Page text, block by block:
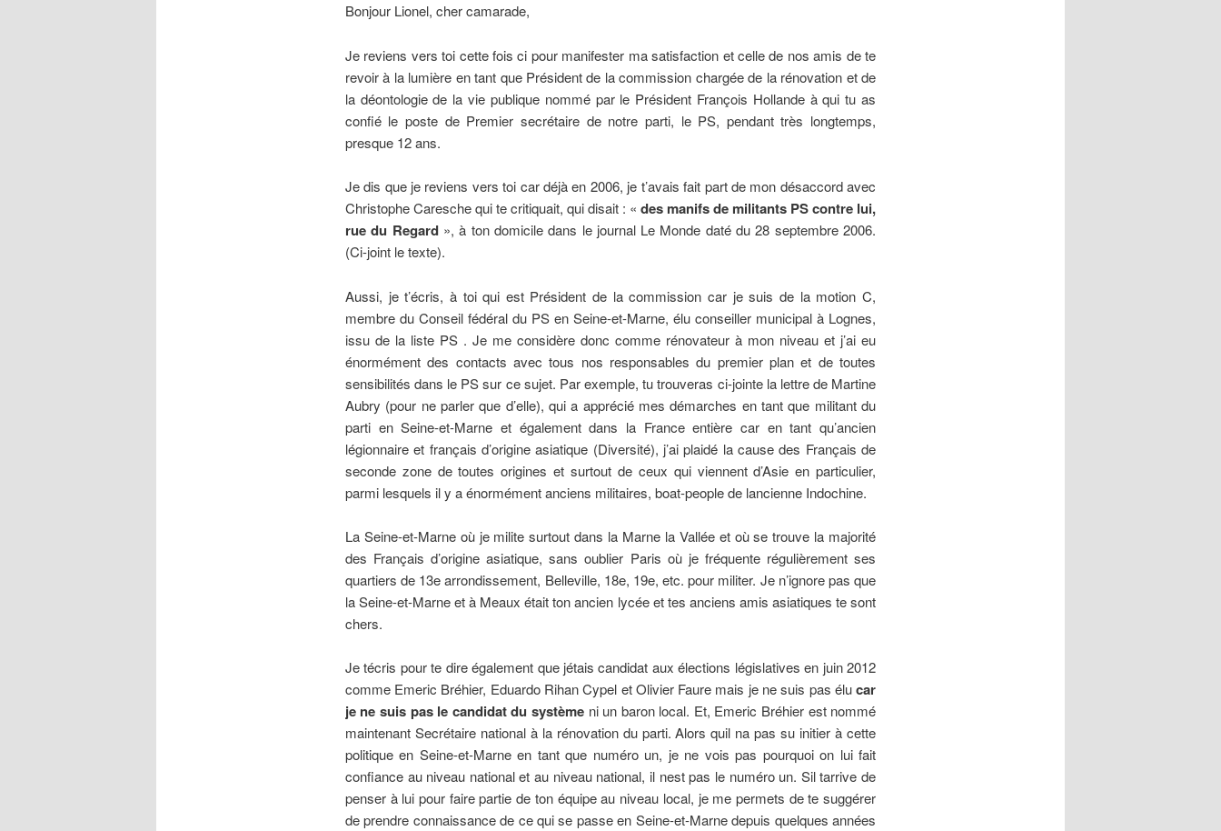
Bonjour Lionel, cher camarade,
Je reviens vers toi cette fois ci pour manifester ma satisfaction et celle de nos amis de te
revoir à la lumière en tant que Président de la commission chargée de la rénovation et de
la déontologie de la vie publique nommé par le Président François Hollande à qui tu as
confié le poste de Premier secrétaire de notre parti, le PS, pendant très longtemps,
presque 12 ans.
Je dis que je reviens vers toi car déjà en 2006, je t’avais fait part de mon désaccord avec
Christophe Caresche qui te critiquait, qui disait : «des manifs de militants PS contre lui,
rue du Regard», à ton domicile dans le journal Le Monde daté du 28 septembre 2006.
(Ci-joint le texte).
Aussi, je t’écris, à toi qui est Président de la commission car je suis de la motion C,
membre du Conseil fédéral du PS en Seine-et-Marne, élu conseiller municipal à Lognes,
issu de la liste PS . Je me considère donc comme rénovateur à mon niveau et j’ai eu
énormément des contacts avec tous nos responsables du premier plan et de toutes
sensibilités dans le PS sur ce sujet. Par exemple, tu trouveras ci-jointe la lettre de Martine
Aubry (pour ne parler que d’elle), qui a apprécié mes démarches en tant que militant du
parti en Seine-et-Marne et également dans la France entière car en tant qu’ancien
légionnaire et français d’origine asiatique (Diversité), j’ai plaidé la cause des Français de
seconde zone de toutes origines et surtout de ceux qui viennent d’Asie en particulier,
parmi lesquels il y a énormément anciens militaires, boat-people de lancienne Indochine.
La Seine-et-Marne où je milite surtout dans la Marne la Vallée et où se trouve la majorité
des Français d’origine asiatique, sans oublier Paris où je fréquente régulièrement ses
quartiers de 13e arrondissement, Belleville, 18e, 19e, etc. pour militer. Je n’ignore pas que
la Seine-et-Marne et à Meaux était ton ancien lycée et tes anciens amis asiatiques te sont
chers.
Je técris pour te dire également que jétais candidat aux élections législatives en juin 2012
comme Emeric Bréhier, Eduardo Rihan Cypel et Olivier Faure mais je ne suis pas élucar
je ne suis pas le candidat du systèmeni un baron local. Et, Emeric Bréhier est nommé
maintenant Secrétaire national à la rénovation du parti. Alors quil na pas su initier à cette
politique en Seine-et-Marne en tant que numéro un, je ne vois pas pourquoi on lui fait
confiance au niveau national et au niveau national, il nest pas le numéro un. Sil tarrive de
penser à lui pour faire partie de ton équipe au niveau local, je me permets de te suggérer
de prendre connaissance de ce qui se passe en Seine-et-Marne depuis quelques années